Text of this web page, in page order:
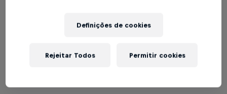
construção, e o local foi imortalizado na bandeira e
ponte só é igualada pelos saltos temerários rumo às
Definições de cookies
Rejeitar Todos Permitir cookies